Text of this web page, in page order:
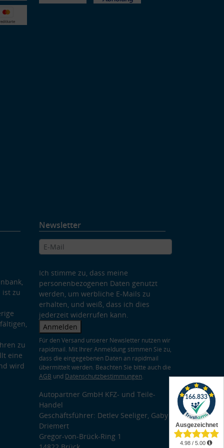
ist zu
zu
eine
wird
Newsletter
Ich stimme zu, dass meine
personenbezogenen Daten genutzt
werden, um werbliche E-Mails zu
erhalten, und weiß, dass ich dies
jederzeit widerrufen kann.
Anmelden
Für den Versand unserer Newsletter nutzen wir
rapidmail. Mit Ihrer Anmeldung stimmen Sie zu,
dass die eingegebenen Daten an rapidmail
übermittelt werden. Beachten Sie bitte auch die
AGB und Datenschutzbestimmungen.
Autopartner GmbH KFZ- und Teile-
Handel
Geschäftsführer: Detlev Seeliger, Gaby
Driemert
Gregor-von-Brück-Ring 1